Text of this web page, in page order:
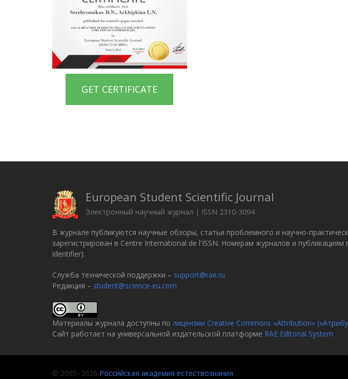
GET CERTIFICATE
European Student Scientific Journal
Электронный научный журнал | ISSN 2310-3094
В журнале публикуются научные обзоры, статьи проблемного и научно-
зарегистрирован в Centre International de l'ISSN. Номерам журналов и публикациям
identifier).
Служба технической поддержки – support@rae.ru
Редакция – student@science-eu.com
Материалы журнала доступны по лицензии Creative Commons «Attribution»
Сайт работает на универсальной издательской платформе RAE Editorial System
© 2005–2026 Российская академия естествознания